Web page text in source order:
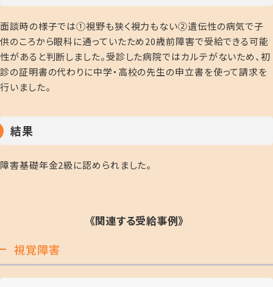
面談時の様子では①視野も狭く視力もない②遺伝性の病気で子
供のころから眼科に通っていたため20歳前障害で受給できる可能
性があると判断しました。受診した病院ではカルテがないため、初
診の証明書の代わりに中学・高校の先生の申立書を使って請求を
行いました。
結果
障害基礎年金2級に認められました。
《関連する受給事例》
視覚障害